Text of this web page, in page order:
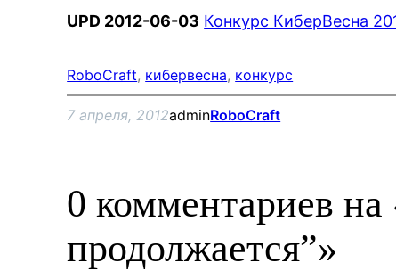
UPD 2012-06-03 Конкурс КиберВесна
RoboCraft, кибервесна, конкурс
7 апреля, 2012adminRoboCraft
0 комментариев
продолжается”»